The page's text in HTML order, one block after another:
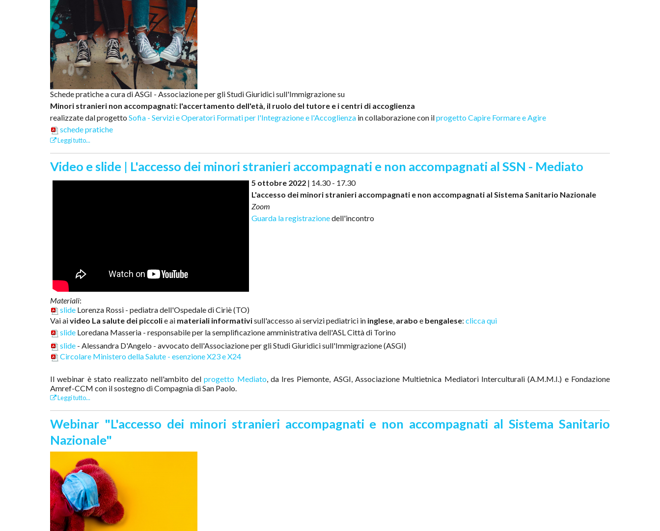
Schede pratiche a cura di ASGI - Associazione per gli Studi Giuridici sull'Immigrazione su
Minori stranieri non accompagnati: l'accertamento dell'età, il ruolo del tutore e i centri di accoglienza
realizzate dal progetto Sofia - Servizi e Operatori Formati per l'Integrazione e l'Accoglienza in collaborazione con ilprogetto Capire Formare e Agire
schede pratiche
Leggi tutto...
Video e slide | L'accesso dei minori stranieri accompagnati e non accompagnati al SSN - Mediato
5 ottobre 2022 | 14.30 - 17.30
L'accesso dei minori stranieri accompagnati e non accompagnati al Sistema Sanitario Nazionale
Zoom
Guarda la registrazionedell'incontro
Materiali:
slide Lorenza Rossi - pediatra dell'Ospedale di Ciriè (TO)
Vai aivideo La salute dei piccolie ai materiali informativisull'accesso ai servizi pediatrici in inglese arabo e bengalese: clicca qui
slide Loredana Masseria - responsabile per la semplificazione amministrativa dell'ASL Città di Torino
slide - Alessandra D'Angelo - avvocato dell'Associazione per gli Studi Giuridici sull'Immigrazione (ASGI)
Circolare Ministero della Salute - esenzione X23 e X24
Il webinar è stato realizzato nell'ambito delprogetto Mediato , da Ires Piemonte, ASGI, Associazione Multietnica Mediatori Interculturali (A.M.M.I.) e Fondazione
Amref-CCM con il sostegno di Compagnia di San Paolo.
Leggi tutto...
Webinar "L'accesso dei minori stranieri accompagnati e non accompagnati al Sistema Sanitario
Nazionale"